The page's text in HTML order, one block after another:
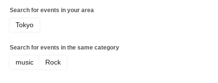
Search for events in your area
Tokyo
Search for events in the same category
music Rock